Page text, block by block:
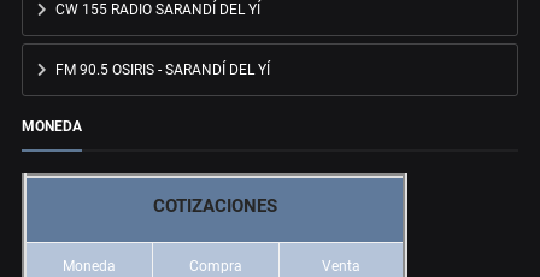
CW 155 RADIO SARANDÍ DEL YÍ
FM 90.5 OSIRIS - SARANDÍ DEL YÍ
MONEDA
COTIZACIONES
Moneda Compra Venta